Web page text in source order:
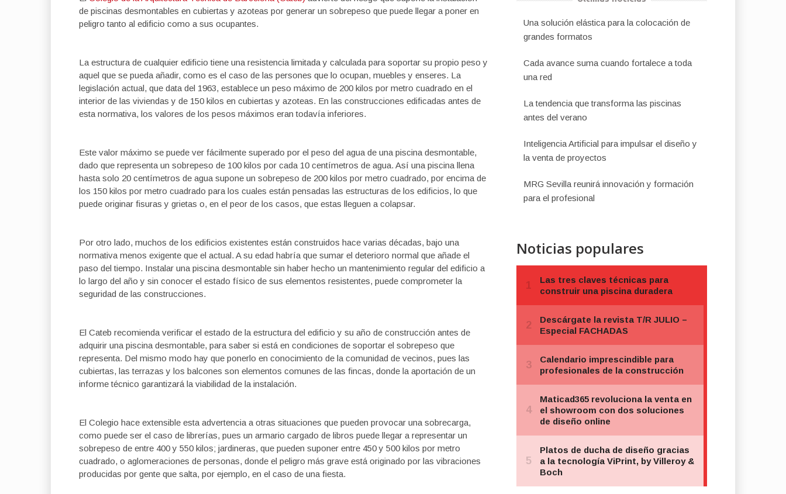
de piscinas desmontables en cubiertas y azoteas por generar un sobrepeso que puede llegar a poner en
peligro tanto al edificio como a sus ocupantes.
La estructura de cualquier edificio tiene una resistencia limitada y calculada para soportar su propio peso y
aquel que se pueda añadir, como es el caso de las persones que lo ocupan, muebles y enseres. La
legislación actual, que data del 1963, establece un peso máximo de 200 kilos por metro cuadrado en el
interior de las viviendas y de 150 kilos en cubiertas y azoteas. En las construcciones edificadas antes de
esta normativa, los valores de los pesos máximos eran todavía inferiores.
Este valor máximo se puede ver fácilmente superado por el peso del agua de una piscina desmontable,
dado que representa un sobrepeso de 100 kilos por cada 10 centímetros de agua. Así una piscina llena
hasta solo 20 centímetros de agua supone un sobrepeso de 200 kilos por metro cuadrado, por encima de
los 150 kilos por metro cuadrado para los cuales están pensadas las estructuras de los edificios, lo que
puede originar fisuras y grietas o, en el peor de los casos, que estas lleguen a colapsar.
Por otro lado, muchos de los edificios existentes están construidos hace varias décadas, bajo una
normativa menos exigente que el actual. A su edad habría que sumar el deterioro normal que añade el
paso del tiempo. Instalar una piscina desmontable sin haber hecho un mantenimiento regular del edificio a
lo largo del año y sin conocer el estado físico de sus elementos resistentes, puede comprometer la
seguridad de las construcciones.
El Cateb recomienda verificar el estado de la estructura del edificio y su año de construcción antes de
adquirir una piscina desmontable, para saber si está en condiciones de soportar el sobrepeso que
representa. Del mismo modo hay que ponerlo en conocimiento de la comunidad de vecinos, pues las
cubiertas, las terrazas y los balcones son elementos comunes de las fincas, donde la aportación de un
informe técnico garantizará la viabilidad de la instalación.
El Colegio hace extensible esta advertencia a otras situaciones que pueden provocar una sobrecarga,
como puede ser el caso de librerías, pues un armario cargado de libros puede llegar a representar un
sobrepeso de entre 400 y 550 kilos; jardineras, que pueden suponer entre 450 y 500 kilos por metro
cuadrado, o aglomeraciones de personas, donde el peligro más grave está originado por las vibraciones
producidas por gente que salta, por ejemplo, en el caso de una fiesta.
Una solución elástica para la colocación de
grandes formatos
Cada avance suma cuando fortalece a toda
una red
La tendencia que transforma las piscinas
antes del verano
Inteligencia Artificial para impulsar el diseño y
la venta de proyectos
MRG Sevilla reunirá innovación y formación
para el profesional
Noticias populares